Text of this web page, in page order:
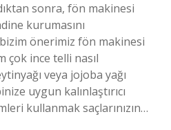
sonra, fön makinesi
kurumasını
önerimiz fön makinesi
çok ince telli nasıl
veya jojoba yağı
uygun kalınlaştırıcı
kullanmak saçlarınızın…